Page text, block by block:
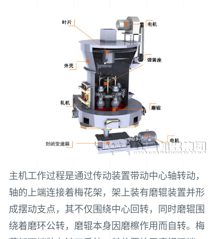
主机工作过程是通过传动装置带动中心轴转动，
轴的上端连接着梅花架，架上装有磨辊装置并形
成摆动支点，其不仅围绕中心回转，同时磨辊围
绕着磨环公转，磨辊本身因磨檫作用而自转。梅